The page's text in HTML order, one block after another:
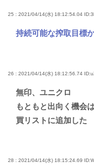
25 : 2021/04/14(水) 18:12:54.04
持続可能な搾取目標
26 : 2021/04/14(水) 18:12:56.74
無印、ユニクロ
もともと出向く機会
買リストに追加した
28 : 2021/04/14(水) 18:15:24.69